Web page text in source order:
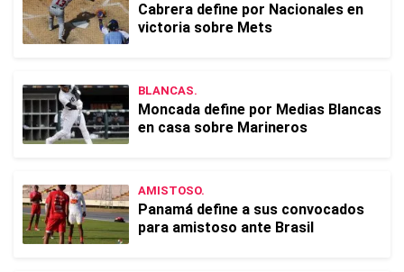
Cabrera define por Nacionales en
victoria sobre Mets
BLANCAS.
Moncada define por Medias Blancas
en casa sobre Marineros
AMISTOSO.
Panamá define a sus convocados
para amistoso ante Brasil